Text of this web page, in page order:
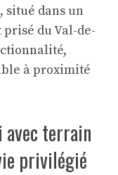
situé dans un
du Val-de-
à proximité
avec terrain
privilégié